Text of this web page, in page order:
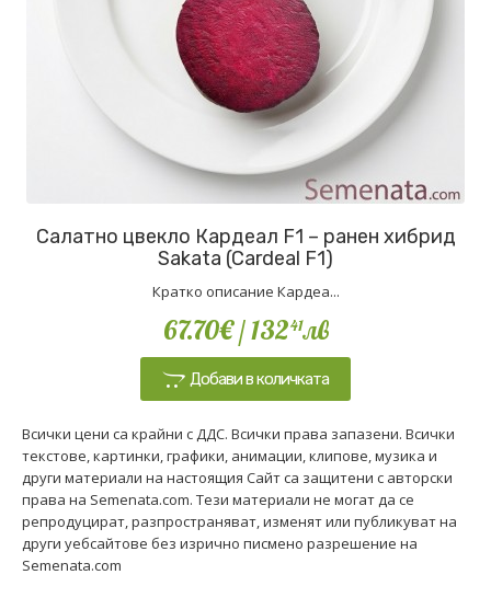
Салатно цвекло Кардеал F1 – ранен хибрид
Sakata (Cardeal F1)
Кратко описание Кардеа...
67.70€/ 13241лв
Добави в количката
Всички цени са крайни с ДДС. Всички права запазени. Всички
текстове, картинки, графики, анимации, клипове, музика и
други материали на настоящия Сайт са защитени с авторски
права на Semenata.com. Тези материали не могат да се
репродуцират, разпространяват, изменят или публикуват на
други уебсайтове без изрично писмено разрешение на
Semenata.com